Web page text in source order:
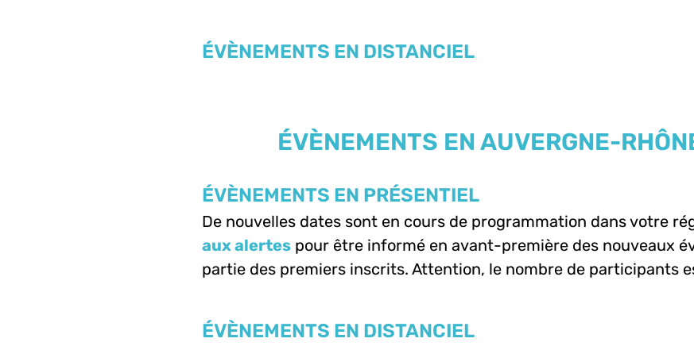
ÉVÈNEMENTS EN DISTANCIEL
ÉVÈNEMENTS EN AUVERGNE-
ÉVÈNEMENTS EN PRÉSENTIEL
De nouvelles dates sont en cours de programmation dans votre
aux alertespour être informé en avant-première des nouveaux
partie des premiers inscrits. Attention, le nombre de participants
ÉVÈNEMENTS EN DISTANCIEL